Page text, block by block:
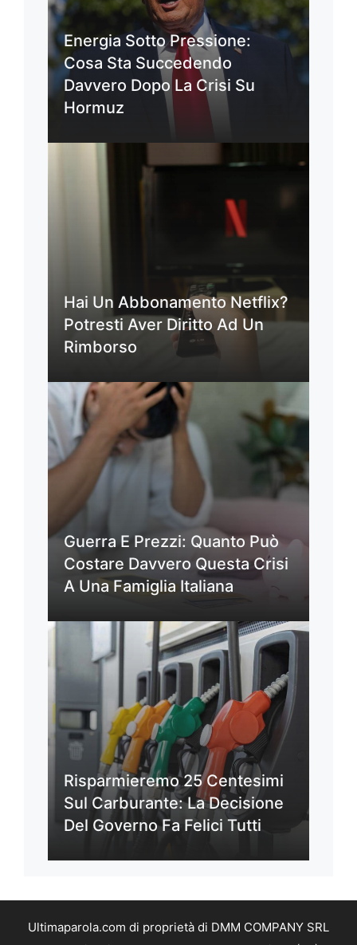
Energia Sotto Pressione:
Cosa Sta Succedendo
Davvero Dopo La Crisi Su
Hormuz
Hai Un Abbonamento Netflix?
Potresti Aver Diritto Ad Un
Rimborso
Guerra E Prezzi: Quanto Può
Costare Davvero Questa Crisi
A Una Famiglia Italiana
Risparmieremo 25 Centesimi
Sul Carburante: La Decisione
Del Governo Fa Felici Tutti
Ultimaparola.com di proprietà di DMM COMPANY SRL